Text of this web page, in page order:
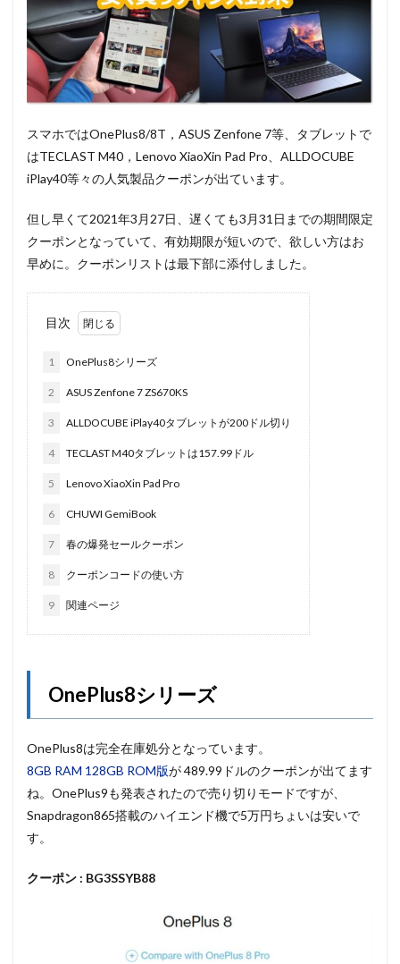
スマホではOnePlus8/8T，ASUS Zenfone 7等、タブレットで
はTECLAST M40，Lenovo XiaoXin Pad Pro、ALLDOCUBE
iPlay40等々の人気製品クーポンが出ています。
但し早くて2021年3月27日、遅くても3月31日までの期間限定
クーポンとなっていて、有効期限が短いので、欲しい方はお
早めに。クーポンリストは最下部に添付しました。
目次
1 OnePlus8シリーズ
2 ASUS Zenfone 7 ZS670KS
3 ALLDOCUBE iPlay40タブレットが200ドル切り
4 TECLAST M40タブレットは157.99ドル
5 Lenovo XiaoXin Pad Pro
6 CHUWI GemiBook
7 春の爆発セールクーポン
8 クーポンコードの使い方
9 関連ページ
OnePlus8シリーズ
OnePlus8は完全在庫処分となっています。
8GB RAM 128GB ROM版が 489.99ドルのクーポンが出てます
ね。OnePlus9も発表されたので売り切りモードですが、
Snapdragon865搭載のハイエンド機で5万円ちょいは安いで
す。
クーポン : BG3SSYB88